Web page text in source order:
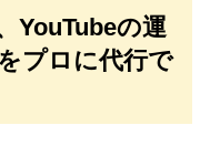
YouTubeの運
プロに代行で